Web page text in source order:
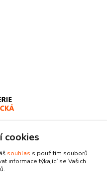
cookies
souhlas s použitím souborů
informace týkající se Vašich